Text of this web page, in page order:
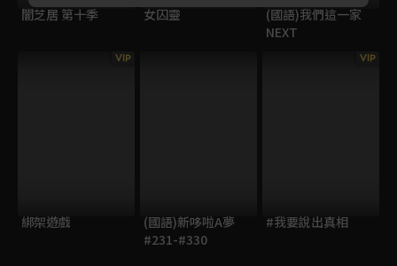
闇芝居 第十季 女囚靈
(國語)我們這一家
NEXT
VIP
綁架遊戲
(國語)新哆啦A夢
#231-#330
VIP
#我要說出真相